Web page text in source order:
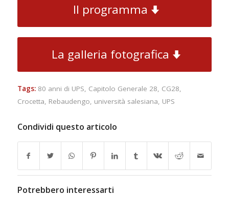
Il programma
La galleria fotografica
Tags: 80 anni di UPS, Capitolo Generale 28, CG28,
Crocetta, Rebaudengo, università salesiana, UPS
Condividi questo articolo
Potrebbero interessarti